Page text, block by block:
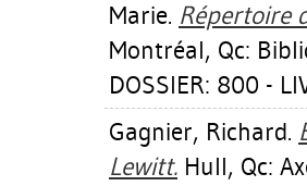
Marie. Répertoire
Montréal, Qc:
DOSSIER: 800 -
Gagnier, Richard.
Lewitt. Hull, Qc: